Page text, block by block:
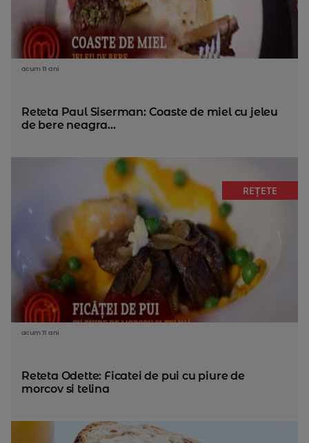
acum 11 ani
Reteta Paul Siserman: Coaste de miel cu jeleu
de bere neagra...
REȚETE
acum 11 ani
Reteta Odette: Ficatei de pui cu piure de
morcov si telina